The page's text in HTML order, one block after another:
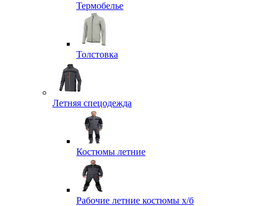
Термобелье
Толстовка
Летняя спецодежда
Костюмы летние
Рабочие летние костюмы х/б